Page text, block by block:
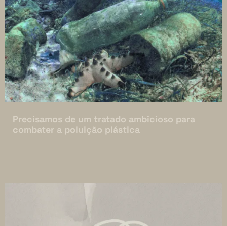
Precisamos de um tratado ambicioso para
combater a poluição plástica